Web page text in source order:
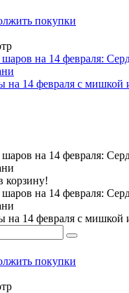
покупки
14 февраля с мишкой
корзину!
14 февраля с мишкой
покупки